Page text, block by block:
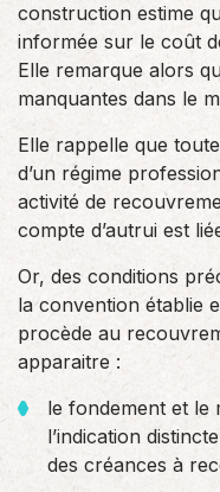
construction estime
informée sur le coût
Elle remarque alors
manquantes dans le
Elle rappelle que
d’un régime
activité de
compte d’autrui est
Or, des conditions
la convention établie
procède au
apparaitre :
le fondement et le
l’indication
des créances à